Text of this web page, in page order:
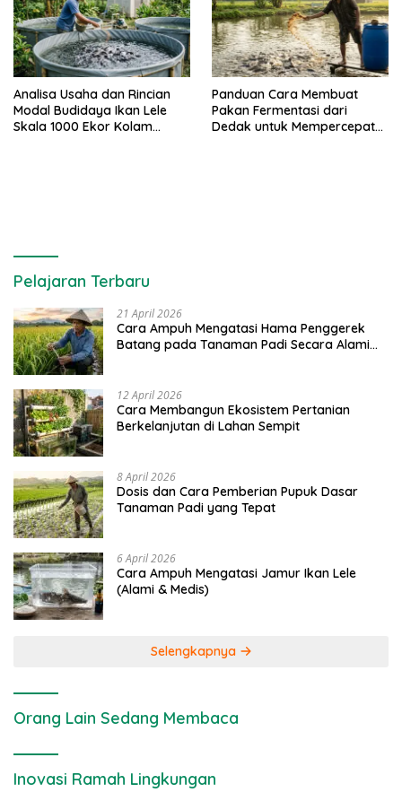
Analisa Usaha dan Rincian
Modal Budidaya Ikan Lele
Skala 1000 Ekor Kolam
Panduan Cara Membuat
Pakan Fermentasi dari
Dedak untuk Mempercepat
Pelajaran Terbaru
21 April 2026
Cara Ampuh Mengatasi Hama Penggerek
Batang pada Tanaman Padi Secara Alami
12 April 2026
Cara Membangun Ekosistem Pertanian
Berkelanjutan di Lahan Sempit
8 April 2026
Dosis dan Cara Pemberian Pupuk Dasar
Tanaman Padi yang Tepat
6 April 2026
Cara Ampuh Mengatasi Jamur Ikan Lele
(Alami & Medis)
Selengkapnya
Orang Lain Sedang Membaca
Inovasi Ramah Lingkungan